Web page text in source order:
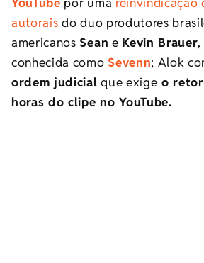
autorais do duo produtores
americanosSean e Kevin Brauer
conhecida comoSevenn; Alok
ordem judicial que exige o
horas do clipe no YouTube.